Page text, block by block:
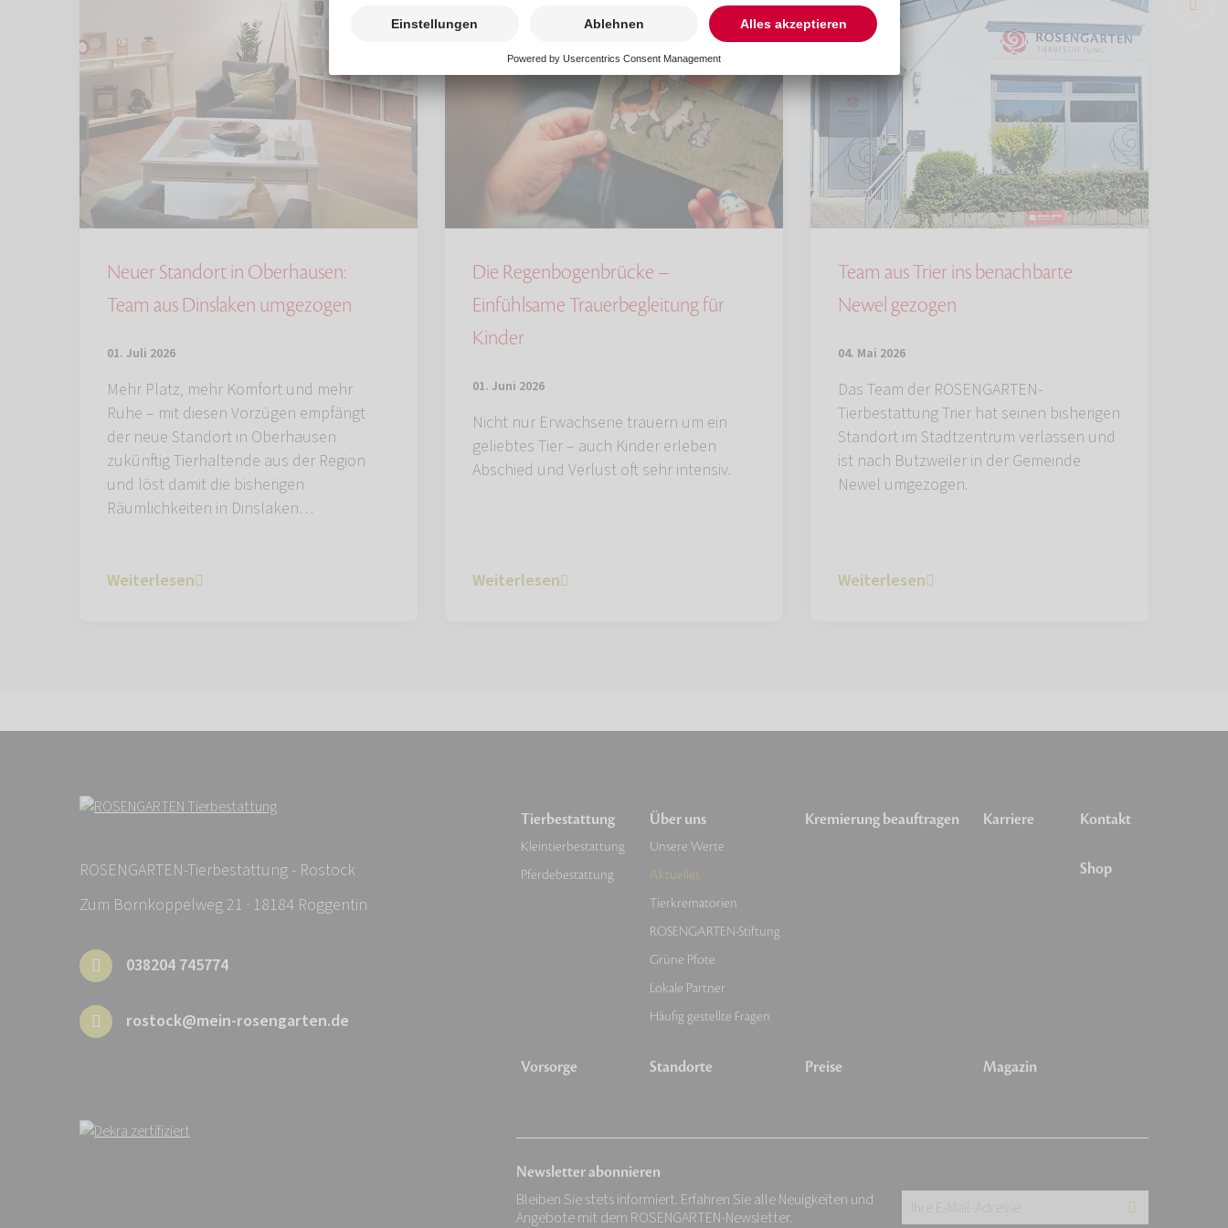
Neuer Standort in Oberhausen:
Team aus Dinslaken umgezogen
01. Juli 2026
Mehr Platz, mehr Komfort und mehr
Ruhe – mit diesen Vorzügen empfängt
der neue Standort in Oberhausen
zukünftig Tierhaltende aus der Region
und löst damit die bisherigen
Räumlichkeiten in Dinslaken…
Weiterlesen
Die Regenbogenbrücke –
Einfühlsame Trauerbegleitung für
Kinder
01. Juni 2026
Nicht nur Erwachsene trauern um ein
geliebtes Tier – auch Kinder erleben
Abschied und Verlust oft sehr intensiv.
Weiterlesen
Team aus Trier ins benachbarte
Newel gezogen
04. Mai 2026
Das Team der ROSENGARTEN-
Tierbestattung Trier hat seinen bisherigen
Standort im Stadtzentrum verlassen und
ist nach Butzweiler in der Gemeinde
Newel umgezogen.
Weiterlesen
ROSENGARTEN-Tierbestattung - Rostock
Zum Bornkoppelweg 21 · 18184 Roggentin
038204 745774
rostock@mein-rosengarten.de
Tierbestattung
Kleintierbestattung
Pferdebestattung
Vorsorge
Über uns
Unsere Werte
Aktuelles
Tierkrematorien
ROSENGARTEN-Stiftung
Grüne Pfote
Lokale Partner
Häufig gestellte Fragen
Standorte
Kremierung beauftragen
Preise
Karriere
Magazin
Kontakt
Shop
Newsletter abonnieren
Bleiben Sie stets informiert. Erfahren Sie alle Neuigkeiten und
Angebote mit dem ROSENGARTEN-Newsletter.